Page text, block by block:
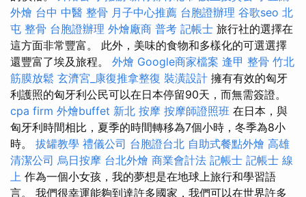
外燴 台中 中醫 整骨 月子中心推薦 台胞證辦理 谷歌seo 北
屯 整骨 台胞證辦理 外燴廠商 普考 記帳士 旅行社的選擇在
這方面非常豐富。 此外，美味的食物和多樣化的可選選擇
還豐富了埃及旅程。 外燴 Google商家檔案 逢甲 整骨 竹北
筋膜放鬆 玄濟宮_康復推拿整復 裝潢設計 擁有有效的匈牙
利護照的匈牙利公民可以在日本停留90天，而無需簽證。
cpa firm 外燴buffet 新北 按摩 按摩師證照班 在日本，與
匈牙利時間相比，夏季的時間轉移為7個小時，冬季為8小
時。 拔罐教學 禮儀公司 台胞證台北 自助式餐點外燴 高雄
清潔公司 烏日按摩 台北外燴 商業會計法 記帳士 記帳士 線
上 作為一個小女孩，我的夢想是在地球上旅行和學習語
言。 我們很幸運能夠到達許多國家，我們可以在世界許多